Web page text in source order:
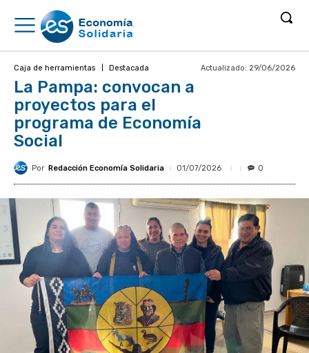
Caja de herramientas Destacada Actualizado: 29/06/2026
La Pampa: convocan a
proyectos para el
programa de Economía
Social
Por Redacción Economía Solidaria 01/07/2026 0